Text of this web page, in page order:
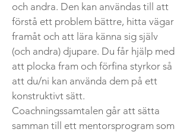
och andra. Den kan användas till att
förstå ett problem bättre, hitta vägar
framåt och att lära känna sig själv
(och andra) djupare. Du får hjälp med
att plocka fram och förfina styrkor så
att du/ni kan använda dem på ett
konstruktivt sätt.
Coachningssamtalen går att sätta
samman till ett mentorsprogram som